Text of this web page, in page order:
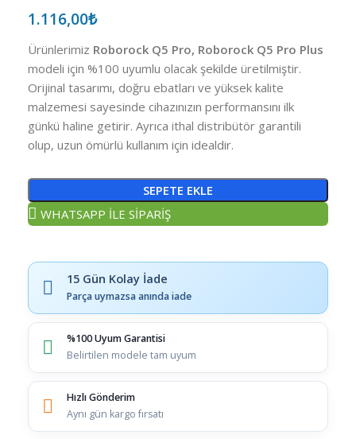
1.116,00₺
Ürünlerimiz Roborock Q5 Pro, Roborock Q5 Pro Plus
modeli için %100 uyumlu olacak şekilde üretilmiştir.
Orijinal tasarımı, doğru ebatları ve yüksek kalite
malzemesi sayesinde cihazınızın performansını ilk
günkü haline getirir. Ayrıca ithal distribütör garantili
olup, uzun ömürlü kullanım için idealdir.
SEPETE EKLE
WHATSAPP İLE SİPARİŞ
15 Gün Kolay İade
Parça uymazsa anında iade
%100 Uyum Garantisi
Belirtilen modele tam uyum
Hızlı Gönderim
Aynı gün kargo fırsatı